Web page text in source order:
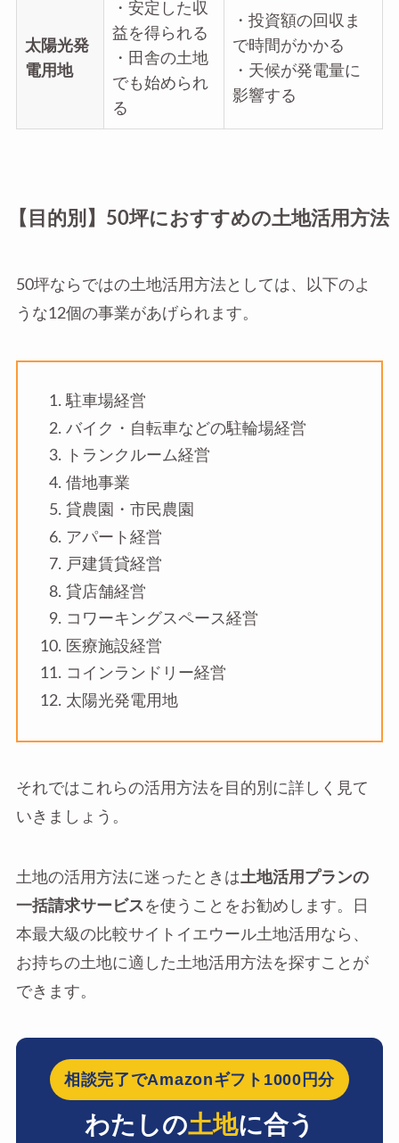
太陽光発
電用地
・安定した収
益を得られる
・田舎の土地
でも始められ
る
・投資額の回収ま
で時間がかかる
・天候が発電量に
影響する
【目的別】50坪におすすめの土地活用方法
50坪ならではの土地活用方法としては、以下のよ
うな12個の事業があげられます。
駐車場経営
バイク・自転車などの駐輪場経営
トランクルーム経営
借地事業
貸農園・市民農園
アパート経営
戸建賃貸経営
貸店舗経営
コワーキングスペース経営
医療施設経営
コインランドリー経営
太陽光発電用地
それではこれらの活用方法を目的別に詳しく見て
いきましょう。
土地の活用方法に迷ったときは土地活用プランの
一括請求サービス を使うことをお勧めします。日
本最大級の比較サイトイエウール土地活用なら、
お持ちの土地に適した土地活用方法を探すことが
できます。
相談完了でAmazonギフト1000円分
わたしの土地に合う